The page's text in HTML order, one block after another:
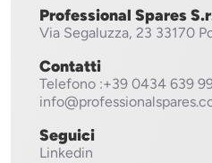
Professional Spares
Via Segaluzza, 23 33170
Contatti
Telefono :+39 0434 639
Seguici
Linkedin